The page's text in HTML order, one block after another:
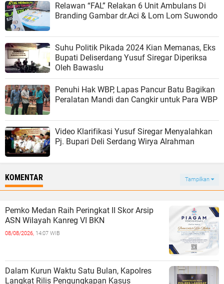
Relawan “FAL” Relakan 6 Unit Ambulans Di
Branding Gambar dr.Aci & Lom Lom Suwondo
Suhu Politik Pikada 2024 Kian Memanas, Eks
Bupati Deliserdang Yusuf Siregar Diperiksa
Oleh Bawaslu
Penuhi Hak WBP, Lapas Pancur Batu Bagikan
Peralatan Mandi dan Cangkir untuk Para WBP
Video Klarifikasi Yusuf Siregar Menyalahkan
Pj. Bupari Deli Serdang Wirya Alrahman
KOMENTAR Tampilkan
Pemko Medan Raih Peringkat II Skor Arsip
ASN Wilayah Kanreg VI BKN
08/08/2026, 14:07 WIB
Dalam Kurun Waktu Satu Bulan, Kapolres
Langkat Rilis Pengungkapan Kasus